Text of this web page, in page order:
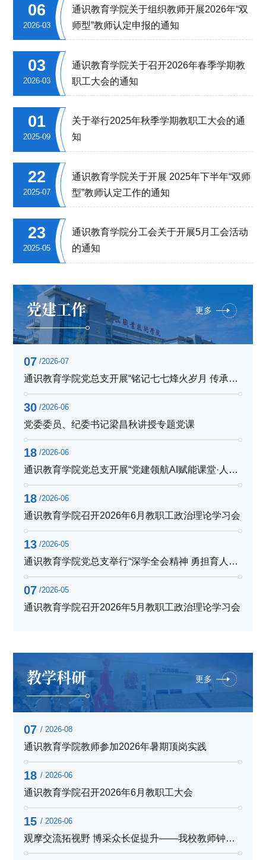
06
2026-03
通识教育学院关于组织教师开展2026年“双
师型”教师认定申报的通知
03
2026-03
通识教育学院关于召开2026年春季学期教
职工大会的通知
01
2025-09
关于举行2025年秋季学期教职工大会的通
知
22
2025-07
通识教育学院关于开展 2025年下半年“双师
型”教师认定工作的通知
23
2025-05
通识教育学院分工会关于开展5月工会活动
的通知
党建工作 更多
07 /2026-07
通识教育学院党总支开展“铭记七七烽火岁月 传承伟大抗战精神”主题党日活动
30 /2026-06
党委委员、纪委书记梁昌秋讲授专题党课
18 /2026-06
通识教育学院党总支开展“党建领航AI赋能课堂·人智协同深耕育人初心“主题党日活动
18 /2026-06
通识教育学院召开2026年6月教职工政治理论学习会
13 /2026-05
通识教育学院党总支举行“深学全会精神 勇担育人使命”主题党日活动
07 /2026-05
通识教育学院召开2026年5月教职工政治理论学习会
教学科研 更多
07/ 2026-08
通识教育学院教师参加2026年暑期顶岗实践
18/ 2026-06
通识教育学院召开2026年6月教职工大会
15/ 2026-06